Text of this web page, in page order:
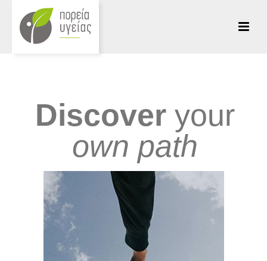
Discoveryour
own path